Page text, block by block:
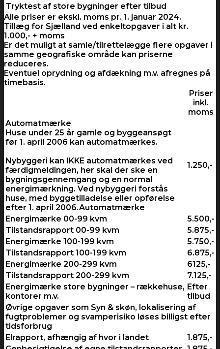
Tryktest af store bygninger efter tilbud
Alle priser er ekskl. moms pr. 1. januar 2024.
Tillæg for Sjælland ved enkeltopgaver i alt kr.
1.000,- + moms
Er det muligt at samle/tilrettelægge flere opgaver i
samme geografiske område kan priserne
reduceres.
Eventuel oprydning og afdækning m.v. afregnes på
timebasis.
Priser
inkl.
moms
Automatmærke
Huse under 25 år gamle og byggeansøgt
før 1. april 2006 kan automatmærkes.
Nybyggeri kan IKKE automatmærkes ved
færdigmeldingen, her skal der ske en
bygningsgennemgang og en normal
energimærkning. Ved nybyggeri forstås
huse, med byggetilladelse eller opførelse
efter 1. april 2006.Automatmærke
1.250,-
Energimærke 00-99 kvm
5.500,-
Tilstandsrapport 00-99 kvm
5.875,-
Energimærke 100-199 kvm
5.750,-
Tilstandsrapport 100-199 kvm
6.875,-
Energimærke 200-299 kvm
6125,-
Tilstandsrapport 200-299 kvm
7.125,-
Energimærke store bygninger – rækkehuse,
kontorer m.v.
Efter
tilbud
Øvrige opgaver som Syn & skøn, lokalisering af
fugtproblemer og svamperisiko løses billigst efter
tidsforbrug
Elrapport, afhængig af hvor i landet
1.875,-